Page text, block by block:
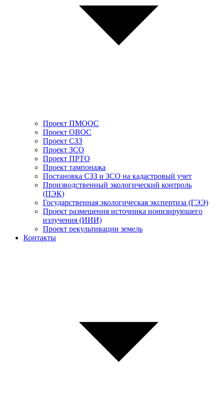
Проект ПМООС
Проект ОВОС
Проект СЗЗ
Проект ЗСО
Проект ПРТО
Проект тампонажа
Постановка СЗЗ и ЗСО на кадастровый учет
Производственный экологический контроль
(ПЭК)
Государственная экологическая экспертиза (ГЭЭ)
Проект размещения источника ионизирующего
излучения (ИИИ)
Проект рекультивации земель
Контакты